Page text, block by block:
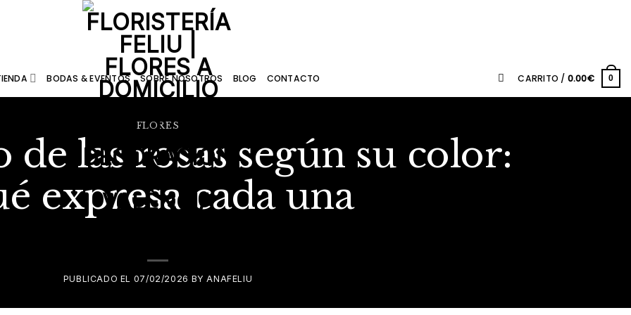
BODAS & EVENTOS SOBRE NOSOTROS BLOG CONTACTO CARRITO / 0.00€ 0
FLORES
las rosas según su color:
expresa cada una
PUBLICADO EL 07/02/2026 BY ANAFELIU